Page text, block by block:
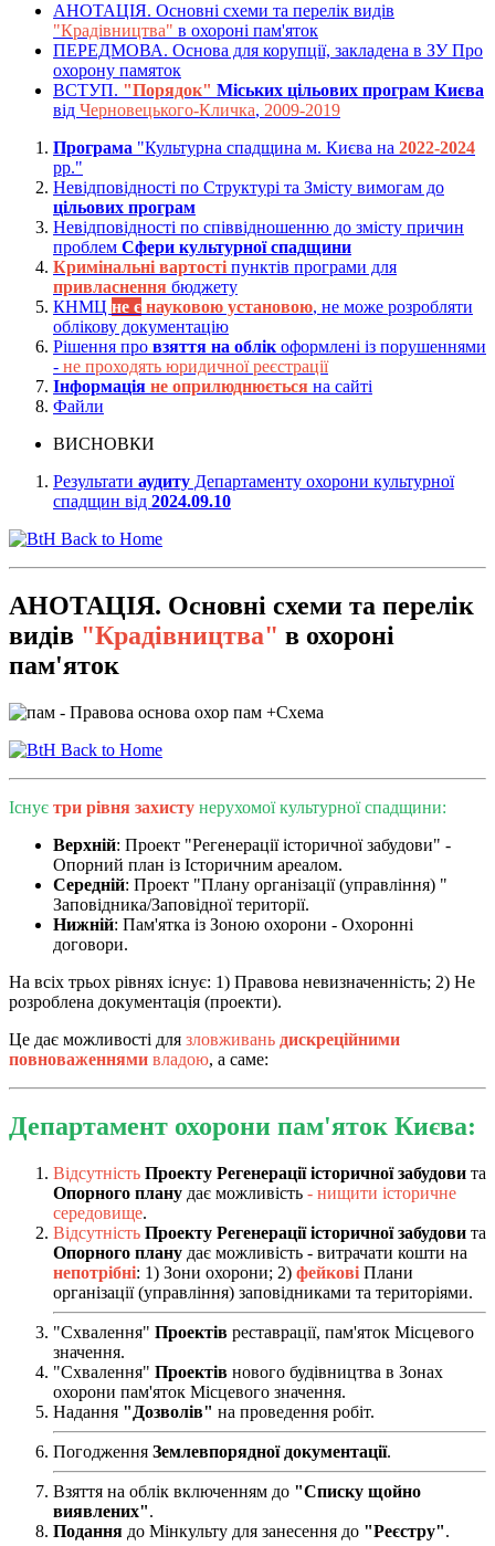
АНОТАЦІЯ. Основні схеми та перелік видів
"Крадівництва" в охороні пам'яток
ПЕРЕДМОВА. Основа для корупції, закладена в ЗУ Про
охорону памяток
ВСТУП. "Порядок" Міських цільових програм Києва
від Черновецького-Кличка, 2009-2019
Програма "Культурна спадщина м. Києва на 2022-2024
рр."
Невідповідності по Структурі та Змісту вимогам до
цільових програм
Невідповідності по співвідношенню до змісту причин
проблем Сфери культурної спадщини
Кримінальні вартості пунктів програми для
привласнення бюджету
КНМЦ не є науковою установою, не може розробляти
облікову документацію
Рішення про взяття на облік оформлені із порушеннями
- не проходять юридичної реєстрації
Інформація не оприлюднюється на сайті
Файли
ВИСНОВКИ
Результати аудиту Департаменту охорони культурної
спадщин від 2024.09.10
Back to Home
АНОТАЦІЯ. Основні схеми та перелік
видів "Крадівництва" в охороні
пам'яток
Back to Home
Існує три рівня захисту нерухомої культурної спадщини:
Верхній: Проект "Регенерації історичної забудови" -
Опорний план із Історичним ареалом.
Середній: Проект "Плану організації (управління) "
Заповідника/Заповідної території.
Нижній: Пам'ятка із Зоною охорони - Охоронні
договори.
На всіх трьох рівнях існує: 1) Правова невизначенність; 2) Не
розроблена документація (проекти).
Це дає можливості для зловживань дискреційними
повноваженнями владою, а саме:
Департамент охорони пам'яток Києва:
Відсутність Проекту Регенерації історичної забудови та
Опорного плану дає можливість - нищити історичне
середовище.
Відсутність Проекту Регенерації історичної забудови та
Опорного плану дає можливість - витрачати кошти на
непотрібні: 1) Зони охорони; 2) фейкові Плани
організації (управління) заповідниками та територіями.
"Схвалення" Проектів реставрації, пам'яток Місцевого
значення.
"Схвалення" Проектів нового будівництва в Зонах
охорони пам'яток Місцевого значення.
Надання "Дозволів" на проведення робіт.
Погодження Землевпорядної документації.
Взяття на облік включенням до "Списку щойно
виявлених".
Подання до Мінкульту для занесення до "Реєстру".